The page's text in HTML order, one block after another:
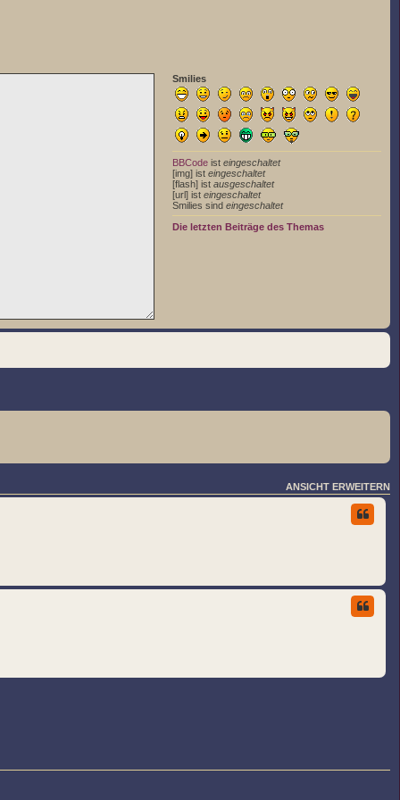
Smilies
BBCodeist eingeschaltet
[img] ist eingeschaltet
[flash] ist ausgeschaltet
[url] ist eingeschaltet
Smilies sind eingeschaltet
Die letzten Beiträge des Themas
ANSICHT ERWEITERN